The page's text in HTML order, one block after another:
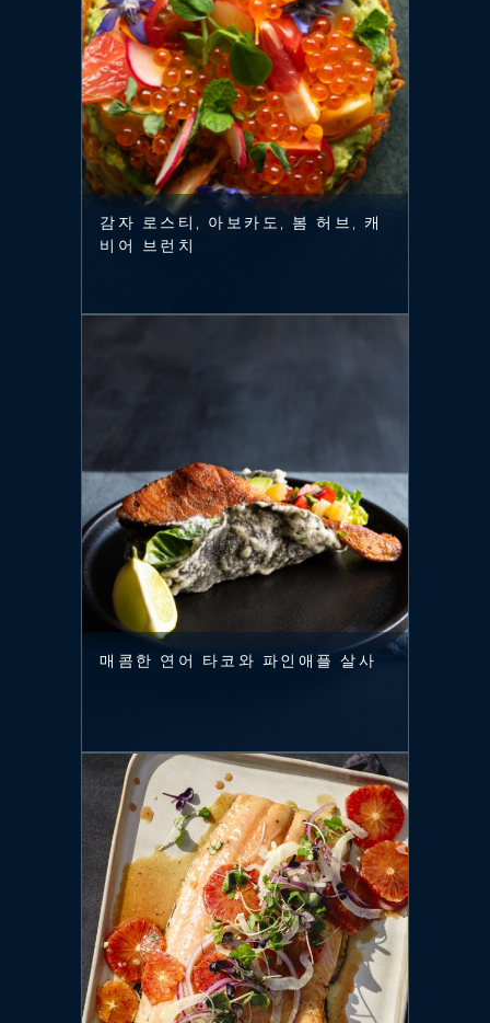
감자 로스티, 아보카도, 봄 허브, 캐
비어 브런치
매콤한 연어 타코와 파인애플 살사